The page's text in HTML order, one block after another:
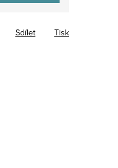
Tisk
Sdílet